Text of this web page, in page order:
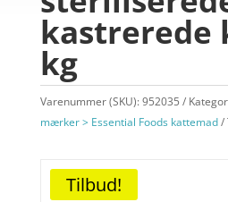
kastrerede
kg
Varenummer (SKU):952035
mærker > Essential Foods kattemad
Tilbud!